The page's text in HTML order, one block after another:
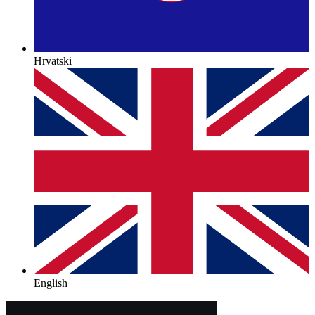
Hrvatski
English